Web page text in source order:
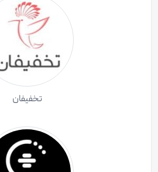
تخفیفان